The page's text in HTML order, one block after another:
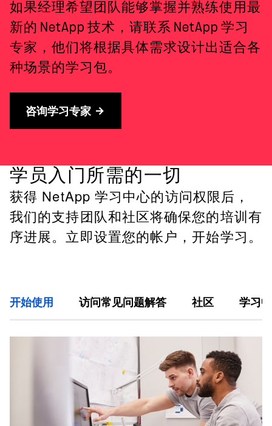
如果经理希望团队能够掌握并熟练使用最
新的 NetApp 技术，请联系 NetApp 学习
专家，他们将根据具体需求设计出适合各
种场景的学习包。
咨询学习专家
学员入门所需的一切
获得 NetApp 学习中心的访问权限后，
我们的支持团队和社区将确保您的培训有
序进展。立即设置您的帐户，开始学习。
开始使用 访问常见问题解答 社区 学习